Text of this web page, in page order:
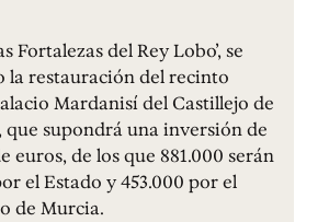
Fortalezas del Rey Lobo’, se
la restauración del recinto
Mardanisí del Castillejo de
supondrá una inversión de
euros, de los que 881.000 serán
el Estado y 453.000 por el
de Murcia.